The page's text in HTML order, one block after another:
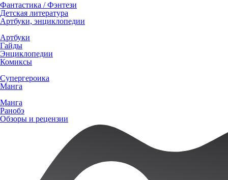
Фантастика / Фэнтези
Детская литература
Артбуки, энциклопедии
Артбуки
Гайды
Энциклопедии
Комиксы
Супергероика
Манга
Манга
Ранобэ
Обзоры и рецензии